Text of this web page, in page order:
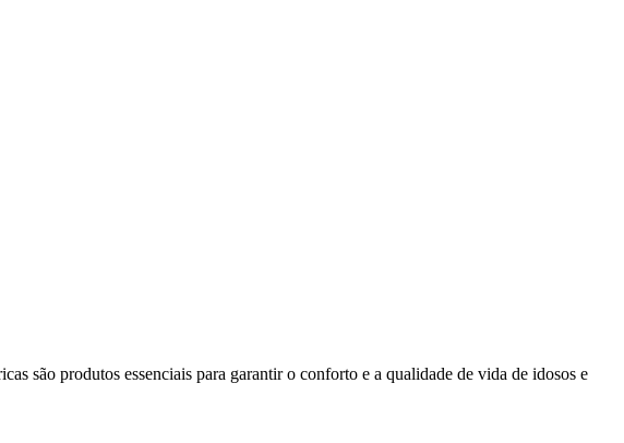
são produtos essenciais para garantir o conforto e a qualidade de vida de idosos e